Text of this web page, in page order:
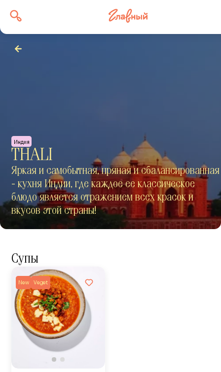
Индия
THALI
Яркая и самобытная, пряная и сбалансированная
- кухня Индии, где каждое ее классическое
блюдо является отражением всех красок и
вкусов этой страны!
Супы
New Veget